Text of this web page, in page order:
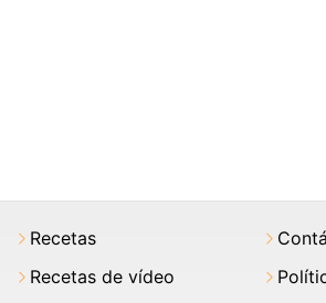
Recetas
Recetas de vídeo